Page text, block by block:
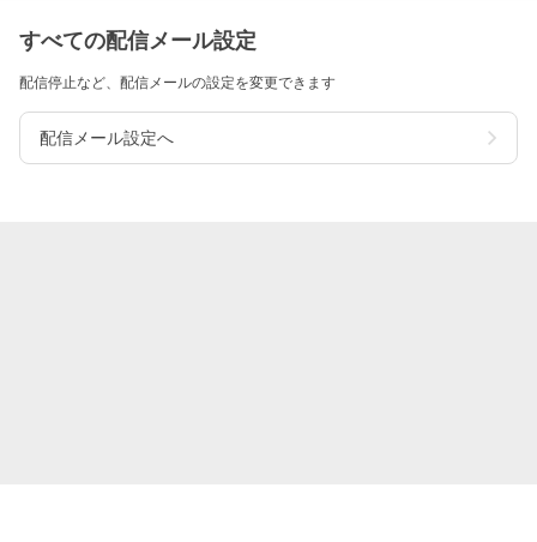
すべての配信メール設定
配信停止など、配信メールの設定を変更できます
配信メール設定へ